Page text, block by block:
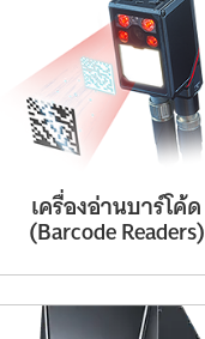
เครื่องอ่านบาร์โค้ด
(BarcodeReaders)